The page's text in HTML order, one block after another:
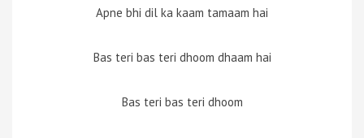
Apne bhi dil ka kaam tamaam hai
Bas teri bas teri dhoom dhaam hai
Bas teri bas teri dhoom